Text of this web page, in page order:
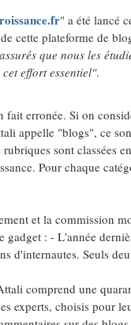
" a été lancé
cette plateforme de
que nous les
effort essentiel".
fait erronée. Si on
appelle "blogs", ce
rubriques sont
Pour chaque
et la commission
gadget : - L'année
d'internautes. Seuls
comprend une
experts, choisis pour